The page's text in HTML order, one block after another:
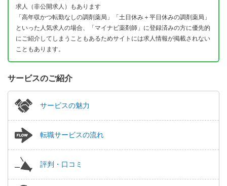
求人（非公開求人）もあります
「高年収かつ転勤なしの調剤薬局」「土日休み＋平日休みの調剤薬局」
といった人気求人の場合、「マイナビ薬剤師」に登録済みの方に優先的
にご紹介してしまうこともあるためサイトには求人情報が掲載されない
こともあります。
サービスのご紹介
サービスの魅力
転職サービスの流れ
評判・口コミ